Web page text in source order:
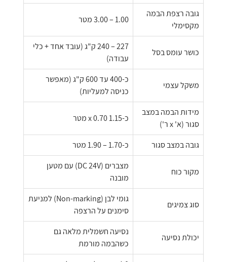
גובה רצפת הבמה
מקסימלי
1.00 – 3.00 מטר
כושר עומס בסל
227 – 240 ק"ג (עובד אחד + כלי
עבודה)
משקל עצמי
כ-400 עד 600 ק"ג (מאפשר
כניסה למעליות)
מידות הבמה במצב
סגור (א' x ר')
כ-1.15 x 0.70 מטר
גובה במצב סגור כ-1.70 – 1.90 מטר
מקור כוח
מצברים (DC 24V) עם מטען
מובנה
סוג צמיגים
גומי לבן (Non-marking) למניעת
סימנים על הרצפה
יכולת נסיעה
נסיעה חשמלית מלאה גם
כשהבמה מורמת